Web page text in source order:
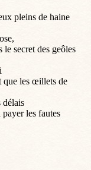
pleins de haine
secret des geôles
que les œillets de
délais
les fautes